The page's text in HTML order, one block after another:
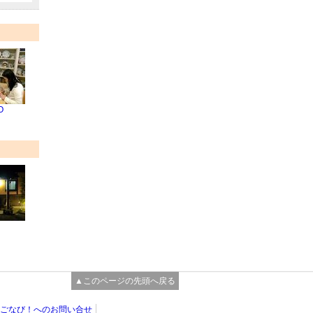
▲このページの先頭へ戻る
なび！へのお問い合せ